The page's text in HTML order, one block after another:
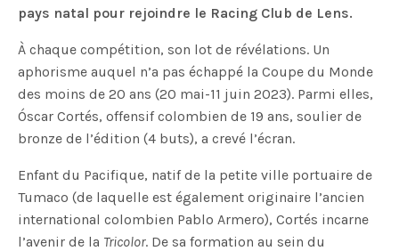
pays natal pour rejoindre le Racing Club de Lens.
À chaque compétition, son lot de révélations. Un
aphorisme auquel n’a pas échappé la Coupe du Monde
des moins de 20 ans (20 mai-11 juin 2023). Parmi elles,
Óscar Cortés, offensif colombien de 19 ans, soulier de
bronze de l’édition (4 buts), a crevé l’écran.
Enfant du Pacifique, natif de la petite ville portuaire de
Tumaco (de laquelle est également originaire l’ancien
international colombien Pablo Armero), Cortés incarne
l’avenir de la Tricolor. De sa formation au sein du